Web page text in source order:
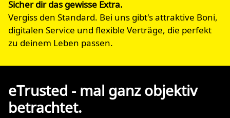
Sicher dir das gewisse Extra.
Vergiss den Standard. Bei uns gibt's attraktive Boni,
digitalen Service und flexible Verträge, die perfekt
zu deinem Leben passen.
eTrusted - mal ganz objektiv
betrachtet.